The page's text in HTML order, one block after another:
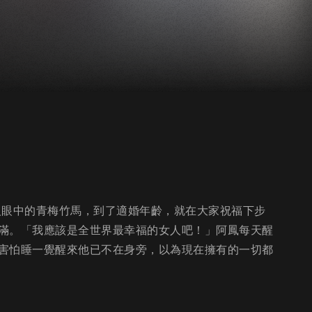
中的青梅竹馬，到了適婚年齡，就在大家祝福下步
。「我應該是全世界最幸福的女人吧！」阿鳳每天醒
怕睡一覺醒來他已不在身旁，以為現在擁有的一切都